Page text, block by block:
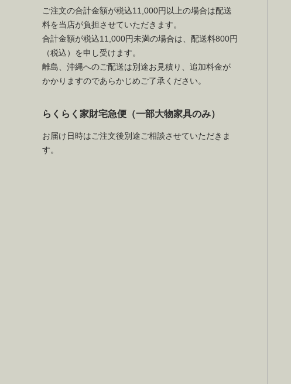
ご注文の合計金額が税込11,000円以上の場合は配送
料を当店が負担させていただきます。
合計金額が税込11,000円未満の場合は、配送料800円
（税込）を申し受けます。
離島、沖縄へのご配送は別途お見積り、追加料金が
かかりますのであらかじめご了承ください。
らくらく家財宅急便（一部大物家具のみ）
お届け日時はご注文後別途ご相談させていただきま
す。